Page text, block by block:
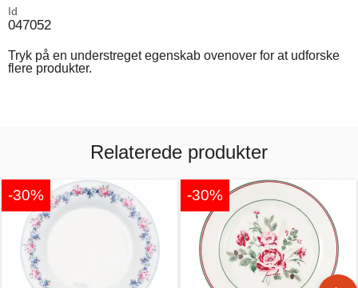
Id
047052
Tryk på en understreget egenskab ovenover for at udforske
flere produkter.
Relaterede produkter
-30% -30%